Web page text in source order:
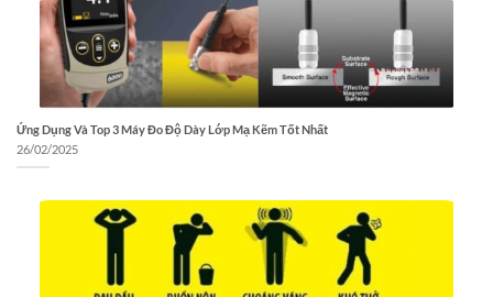
Ứng Dụng Và Top 3 Máy Đo Độ Dày Lớp Mạ Kẽm Tốt Nhất
26/02/2025